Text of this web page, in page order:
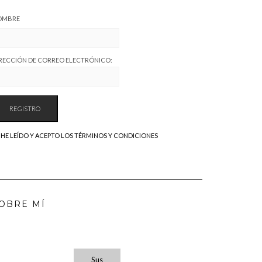
DE CORREO ELECTRÓNICO:
HE LEÍDO Y ACEPTO LOS TÉRMINOS Y CONDICIONES
MÍ
Sus